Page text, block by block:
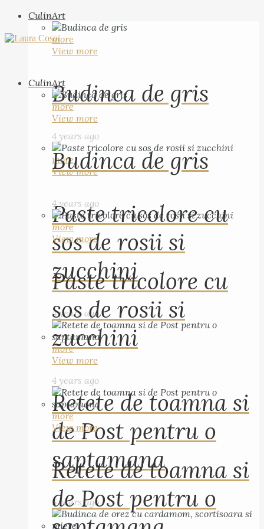
CulinArt
more
View more
Budinca de gris
4 years ago
more
View more
Paste tricolore cu
sos de rosii si
zucchini
4 years ago
more
View more
Retete de toamna si
de Post pentru o
saptamana
5 years ago
CulinArt
more
View more
Budinca de gris
4 years ago
more
View more
Paste tricolore cu
sos de rosii si
zucchini
4 years ago
more
View more
Retete de toamna si
de Post pentru o